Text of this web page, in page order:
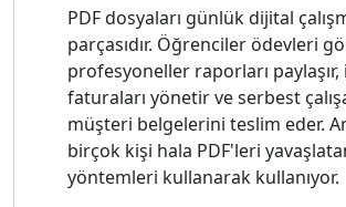
PDF dosyaları günlük dijital
parçasıdır. Öğrenciler ödevleri
profesyoneller raporları
faturaları yönetir ve serbest
müşteri belgelerini teslim eder.
birçok kişi hala PDF'leri
yöntemleri kullanarak kullanıyor.